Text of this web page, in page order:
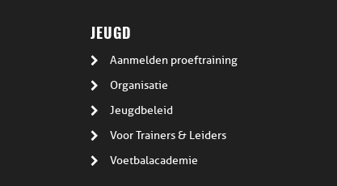
JEUGD
Aanmelden proeftraining
Organisatie
Jeugdbeleid
Voor Trainers & Leiders
Voetbalacademie